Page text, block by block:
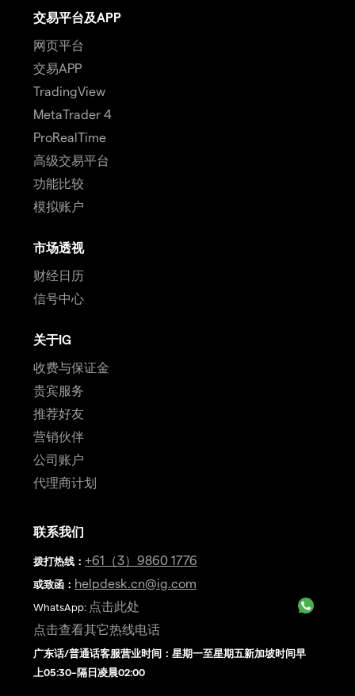
交易平台及APP
网页平台
交易APP
TradingView
MetaTrader 4
ProRealTime
高级交易平台
功能比较
模拟账户
市场透视
财经日历
信号中心
关于IG
收费与保证金
贵宾服务
推荐好友
营销伙伴
公司账户
代理商计划
联系我们
拨打热线 ： +61（3）9860 1776
或致函： helpdesk.cn@ig.com
WhatsApp: 点击此处
点击查看其它热线电话
广东话/普通话客服营业时间：星期一至星期五新加坡时间早
上05:30–隔日凌晨02:00